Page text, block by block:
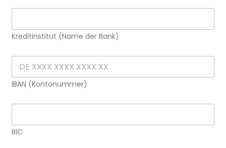
e
i
e
K
e
d
t
n
s
i
u
t
Kreditinstitut (Name der Bank)
I
A
N
IBAN (Kontonummer)
B
C
*
BIC